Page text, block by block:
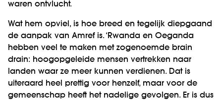
waren ontvlucht.
Wat hem opviel, is hoe breed en tegelijk diepgaand
de aanpak van Amref is. ‘Rwanda en Oeganda
hebben veel te maken met zogenoemde brain
drain: hoogopgeleide mensen vertrekken naar
landen waar ze meer kunnen verdienen. Dat is
uiteraard heel prettig voor henzelf, maar voor de
gemeenschap heeft het nadelige gevolgen. Er is dus